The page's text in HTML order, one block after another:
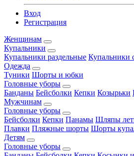
Вход
Регистрация
Женщинам
Купальники
Купальники раздельные Купальники
Одежда
Туники Шорты и юбки
Головные уборы
Банданы Бейсболки Кепки Козырьки
Мужчинам
Головные уборы
Бейсболки Кепки Панамы Шляпы
Плавки Пляжные шорты Шорты
Детям
Головные уборы